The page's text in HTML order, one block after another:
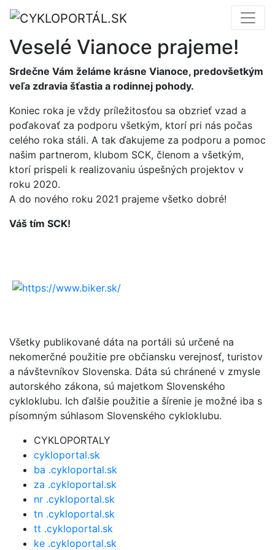
Veselé Vianoce prajeme!
Srdečne Vám želáme krásne Vianoce, predovšetkým
veľa zdravia šťastia a rodinnej pohody.
Koniec roka je vždy príležitosťou sa obzrieť vzad a
poďakovať za podporu všetkým, ktorí pri nás počas
celého roka stáli. A tak ďakujeme za podporu a pomoc
našim partnerom, klubom SCK, členom a všetkým,
ktorí prispeli k realizovaniu úspešných projektov v
roku 2020.
A do nového roku 2021 prajeme všetko dobré!
Váš tím SCK!
Všetky publikované dáta na portáli sú určené na
nekomerčné použitie pre občiansku verejnosť, turistov
a návštevníkov Slovenska. Dáta sú chránené v zmysle
autorského zákona, sú majetkom Slovenského
cykloklubu. Ich ďalšie použitie a šírenie je možné iba s
písomným súhlasom Slovenského cykloklubu.
CYKLOPORTALY
cykloportal.sk
ba .cykloportal.sk
za .cykloportal.sk
nr .cykloportal.sk
tn .cykloportal.sk
tt .cykloportal.sk
ke .cykloportal.sk